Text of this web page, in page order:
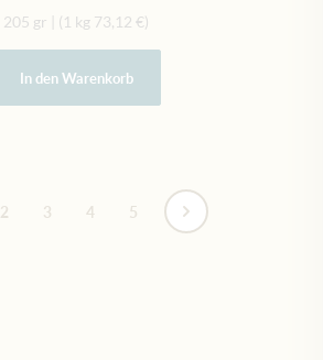
205 gr (1 kg 73,12 €)
In den Warenkorb
Seite
2 3 4 5